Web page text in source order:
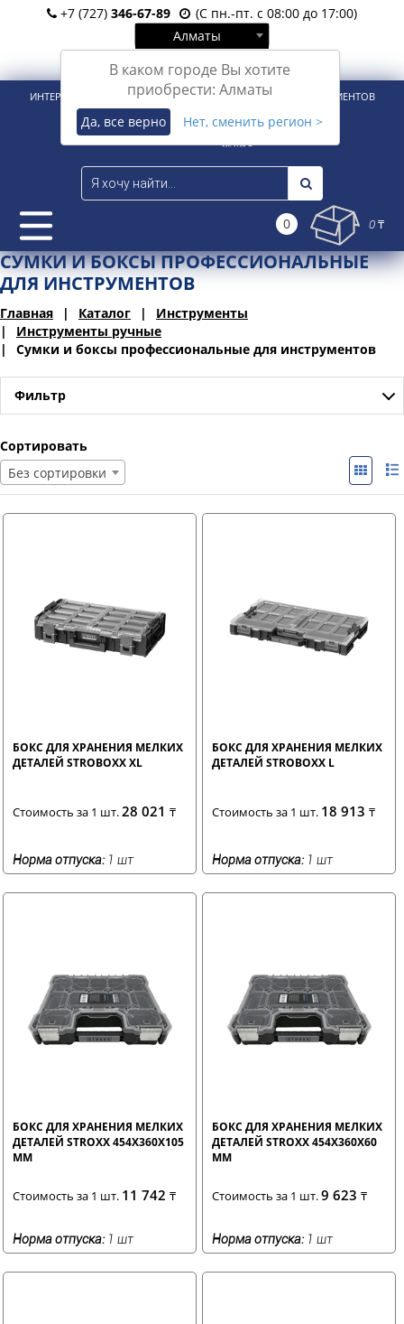
+7 (727) 346-67-89
(С пн.-пт. с 08:00 до 17:00)
Алматы
В каком городе Вы хотите
приобрести: Алматы
Да, все верно Нет, сменить регион >
Вход Регистрация
ИНТЕРНЕТ-МАГАЗИН ДЛЯ РОЗНИЧНЫХ И КОРПОРАТИВНЫХ КЛИЕНТОВ
0 0 ₸
СУМКИ И БОКСЫ ПРОФЕССИОНАЛЬНЫЕ
ДЛЯ ИНСТРУМЕНТОВ
Главная Каталог
Инструменты
Инструменты ручные
Сумки и боксы профессиональные для инструментов
Фильтр
Сортировать
Без сортировки
БОКС ДЛЯ ХРАНЕНИЯ МЕЛКИХ
ДЕТАЛЕЙ STROBOXX XL
Стоимость за 1 шт.28 021 ₸
Норма отпуска: 1 шт
БОКС ДЛЯ ХРАНЕНИЯ МЕЛКИХ
ДЕТАЛЕЙ STROBOXX L
Стоимость за 1 шт. 18 913₸
Норма отпуска: 1 шт
БОКС ДЛЯ ХРАНЕНИЯ МЕЛКИХ
ДЕТАЛЕЙ STROXX 454X360X105
ММ
Стоимость за 1 шт. 11 742 ₸
Норма отпуска: 1 шт
БОКС ДЛЯ ХРАНЕНИЯ МЕЛКИХ
ДЕТАЛЕЙ STROXX 454X360X60
ММ
Стоимость за 1 шт.9 623₸
Норма отпуска: 1 шт